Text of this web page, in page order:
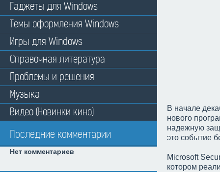
Гаджеты для Windows
Темы оформления Windows
Игры для Windows
Справочная литература
Проблемы и решения
Музыка
Видео (Новинки кино)
Последние комментарии
Нет комментариев
В начале
нового
надежную
это событие
Microsoft
котором